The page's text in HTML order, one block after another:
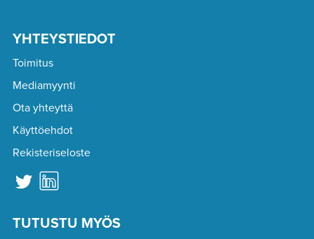
YHTEYSTIEDOT
Toimitus
Mediamyynti
Ota yhteyttä
Käyttöehdot
Rekisteriseloste
TUTUSTU MYÖS